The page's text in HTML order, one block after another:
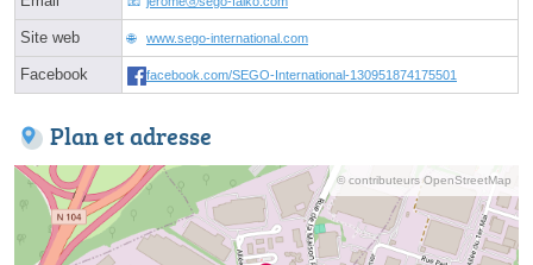
Site web www.sego-international.com
Facebook facebook.com/SEGO-International-130951874175501
Plan et adresse
© contributeurs OpenStreetMap